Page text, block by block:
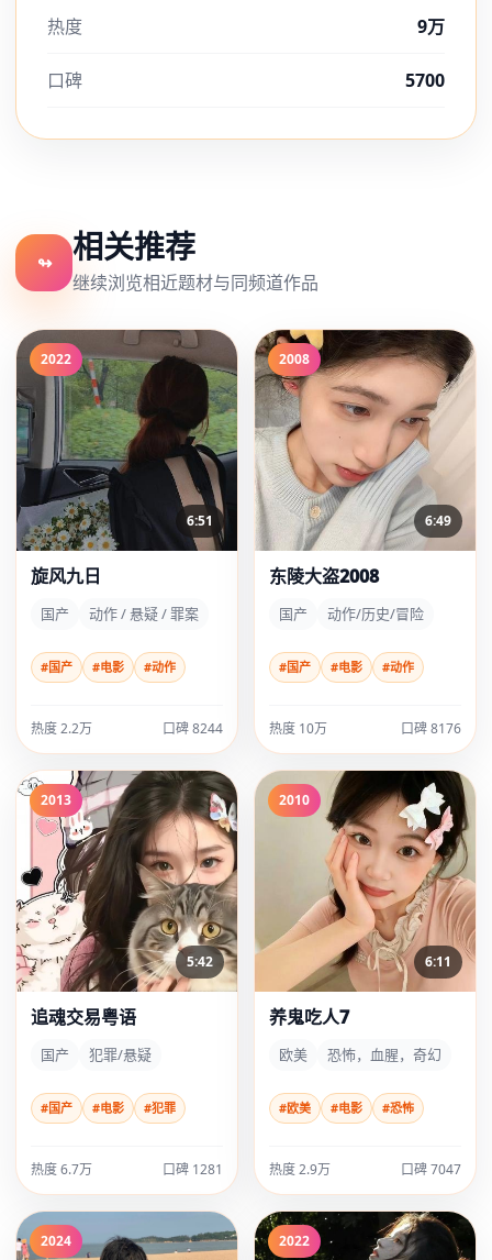
热度 9万
口碑 5700
↬ 相关推荐
继续浏览相近题材与同频道作品
2022
6:51
旋风九日
国产 动作 / 悬疑 / 罪案
#国产 #电影 #动作
热度 2.2万 口碑 8244
2008
6:49
东陵大盗2008
国产 动作/历史/冒险
#国产 #电影 #动作
热度 10万 口碑 8176
2013
5:42
追魂交易粤语
国产 犯罪/悬疑
#国产 #电影 #犯罪
热度 6.7万 口碑 1281
2010
6:11
养鬼吃人7
欧美 恐怖，血腥，奇幻
#欧美 #电影 #恐怖
热度 2.9万 口碑 7047
2024 2022